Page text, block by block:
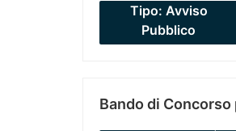
Tipo: Avviso
Pubblico
Bando di